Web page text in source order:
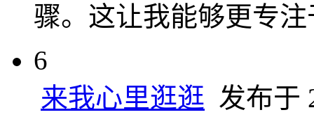
骤。这让我能够更专
6
来我心里逛逛 发布于